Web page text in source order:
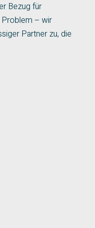
Bezug für
Problem – wir
Partner zu, die